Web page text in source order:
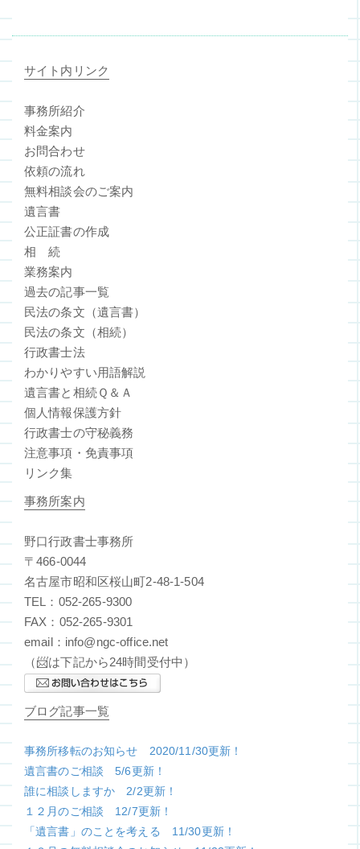
サイト内リンク
事務所紹介
料金案内
お問合わせ
依頼の流れ
無料相談会のご案内
遺言書
公正証書の作成
相 続
業務案内
過去の記事一覧
民法の条文（遺言書）
民法の条文（相続）
行政書士法
わかりやすい用語解説
遺言書と相続Ｑ＆Ａ
個人情報保護方針
行政書士の守秘義務
注意事項・免責事項
リンク集
事務所案内
野口行政書士事務所
〒466-0044
名古屋市昭和区桜山町2-48-1-504
TEL：052-265-9300
FAX：052-265-9301
email：info@ngc-office.net
（📨は下記から24時間受付中）
ブログ記事一覧
事務所移転のお知らせ 2020/11/30更新！
遺言書のご相談 5/6更新！
誰に相談しますか 2/2更新！
１２月のご相談 12/7更新！
「遺言書」のことを考える 11/30更新！